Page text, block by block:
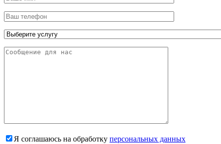
Я соглашаюсь на обработку персональных данных